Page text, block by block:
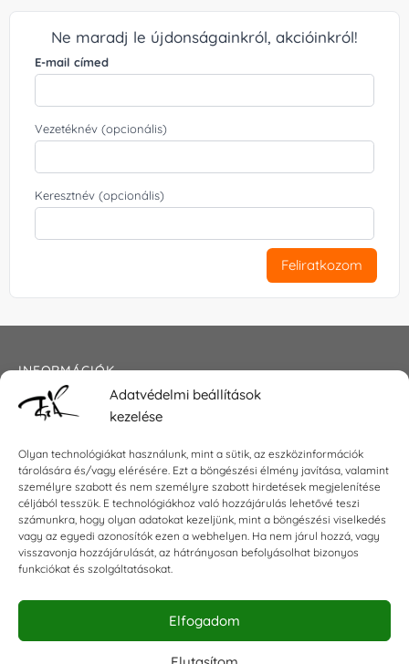
Adatvédelmi beállítások
kezelése
Olyan technológiákat használunk, mint a sütik, az eszközinformációk
tárolására és/vagy elérésére. Ezt a böngészési élmény javítása, valamint
személyre szabott és nem személyre szabott hirdetések megjelenítése
céljából tesszük. E technológiákhoz való hozzájárulás lehetővé teszi
számunkra, hogy olyan adatokat kezeljünk, mint a böngészési viselkedés
vagy az egyedi azonosítók ezen a webhelyen. Ha nem járul hozzá, vagy
visszavonja hozzájárulását, az hátrányosan befolyásolhat bizonyos
funkciókat és szolgáltatásokat.
Elfogadom
Ne maradj le újdonságainkról, akcióinkról!
E-mail címed
Vezetéknév (opcionális)
Keresztnév (opcionális)
Feliratkozom
INFORMÁCIÓK
Általános szerződési feltételek
Impresszum
KAPCSOLAT
E-mail:shop@torokszilvi.com
Telefon: +36 30 6767872
KÖZÖSSÉGI